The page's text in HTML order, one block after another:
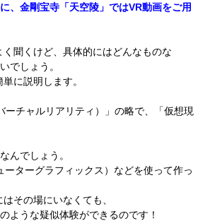
、金剛宝寺「天空陵」ではVR動画をご用
聞くけど、具体的にはどんなものな
でしょう。
に説明します。
ーチャルリアリティ）」の略で、「仮想現
んでしょう。
ターグラフィックス）などを使って作っ
その場にいなくても、
ような疑似体験ができるのです！